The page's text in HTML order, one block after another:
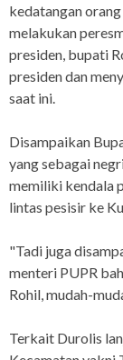
kedatangan
melakukan
presiden, bupati
presiden dan
saat ini.
Disampaikan
yang sebagai
memiliki kendala
lintas pesisir ke
"Tadi juga
menteri PUPR
Rohil, mudah-
Terkait Durolis